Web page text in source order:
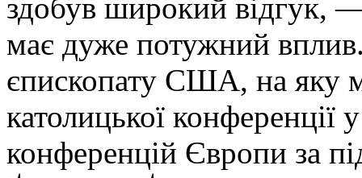
здобув широкий відгук,
має дуже потужний
єпископату США, на яку
католицької
конференцій Європи за